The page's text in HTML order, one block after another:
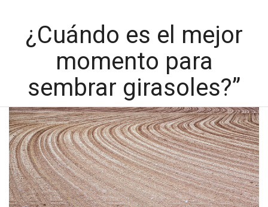
¿Cuándo es el mejor
momento para
sembrar girasoles?”